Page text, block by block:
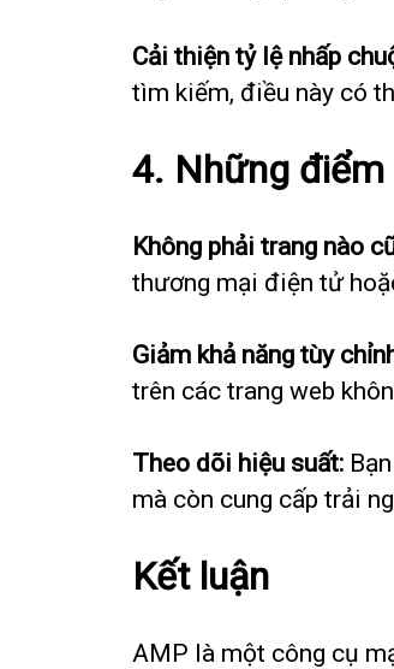
Cải thiện tỷ lệ nhấp
tìm kiếm, điều này có
4. Những
Không phải trang nào
thương mại điện tử
Giảm khả năng tùy
trên các trang web
Theo dõi hiệu suất:
mà còn cung cấp trải
Kết luận
AMP là một công cụ